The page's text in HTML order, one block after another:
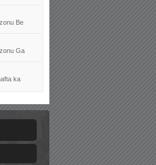
Be
Ga
ka